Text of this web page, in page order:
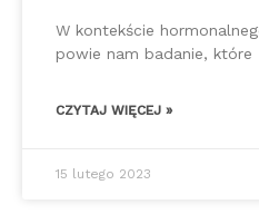
W kontekście
powie nam badanie, które
CZYTAJ WIĘCEJ »
15 lutego 2023